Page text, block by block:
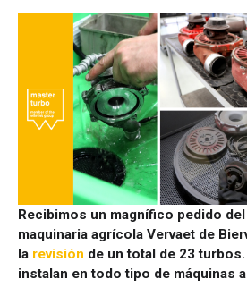
Recibimos un magnífico pedido
maquinaria agrícola Vervaet de
la revisión de un total de 23
instalan en todo tipo de máquinas